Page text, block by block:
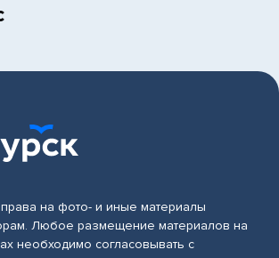
на фото- и иные материалы
Любое размещение материалов на
необходимо согласовывать с